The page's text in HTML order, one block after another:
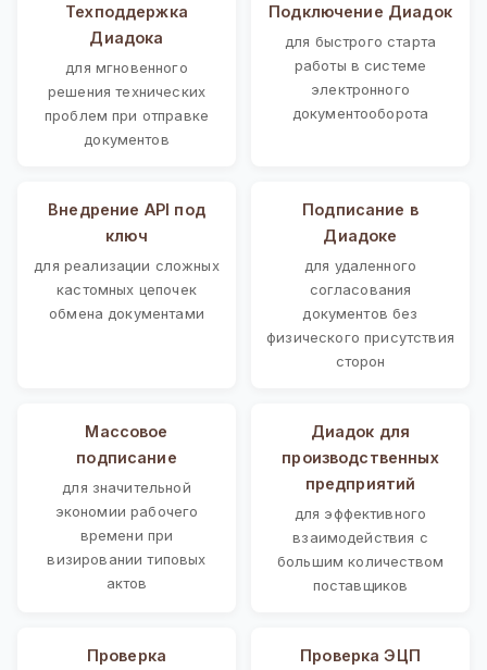
Техподдержка
Диадока
для мгновенного
решения технических
проблем при отправке
документов
Подключение Диадок
для быстрого старта
работы в системе
электронного
документооборота
Внедрение API под
ключ
для реализации сложных
кастомных цепочек
обмена документами
Подписание в
Диадоке
для удаленного
согласования
документов без
физического присутствия
сторон
Массовое
подписание
для значительной
экономии рабочего
времени при
визировании типовых
актов
Диадок для
производственных
предприятий
для эффективного
взаимодействия с
большим количеством
поставщиков
Проверка
Проверка ЭЦП